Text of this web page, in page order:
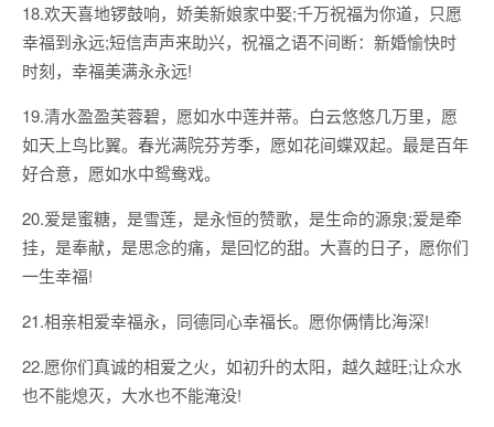
18.欢天喜地锣鼓响，娇美新娘家中娶;千万祝福为你道，只愿
幸福到永远;短信声声来助兴，祝福之语不间断：新婚愉快时
时刻，幸福美满永永远!
19.清水盈盈芙蓉碧，愿如水中莲并蒂。白云悠悠几万里，愿
如天上鸟比翼。春光满院芬芳季，愿如花间蝶双起。最是百年
好合意，愿如水中鸳鸯戏。
20.爱是蜜糖，是雪莲，是永恒的赞歌，是生命的源泉;爱是牵
挂，是奉献，是思念的痛，是回忆的甜。大喜的日子，愿你们
一生幸福!
21.相亲相爱幸福永，同德同心幸福长。愿你俩情比海深!
22.愿你们真诚的相爱之火，如初升的太阳，越久越旺;让众水
也不能熄灭，大水也不能淹没!